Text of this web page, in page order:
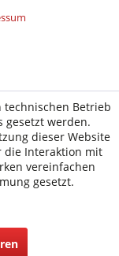
technischen Betrieb
werden.
dieser Website
die Interaktion mit
vereinfachen
gesetzt.